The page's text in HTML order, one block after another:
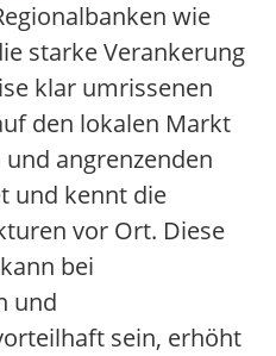
wie
starke Verankerung
klar umrissenen
den lokalen Markt
angrenzenden
und kennt die
vor Ort. Diese
bei
und
sein, erhöht